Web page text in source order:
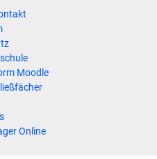
Moodle
Online